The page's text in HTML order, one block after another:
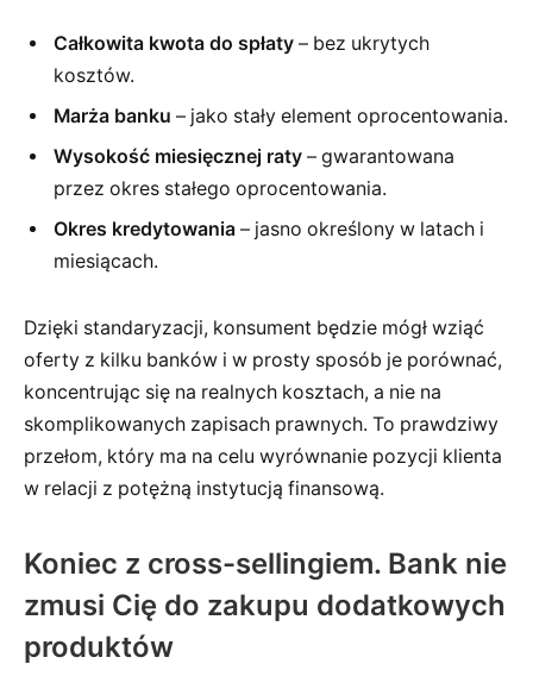
Całkowita kwota do spłaty – bez ukrytych
kosztów.
Marża banku – jako stały element oprocentowania.
Wysokość miesięcznej raty – gwarantowana
przez okres stałego oprocentowania.
Okres kredytowania – jasno określony w latach i
miesiącach.
Dzięki standaryzacji, konsument będzie mógł wziąć
oferty z kilku banków i w prosty sposób je porównać,
koncentrując się na realnych kosztach, a nie na
skomplikowanych zapisach prawnych. To prawdziwy
przełom, który ma na celu wyrównanie pozycji klienta
w relacji z potężną instytucją finansową.
Koniec z cross-sellingiem. Bank nie
zmusi Cię do zakupu dodatkowych
produktów